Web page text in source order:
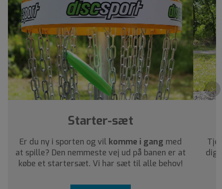
›
Starter-sæt
Er du ny i sporten og vil komme i gang med
at spille? Den nemmeste vej ud på banen er at
købe et startersæt. Vi har sæt til alle behov!
dig